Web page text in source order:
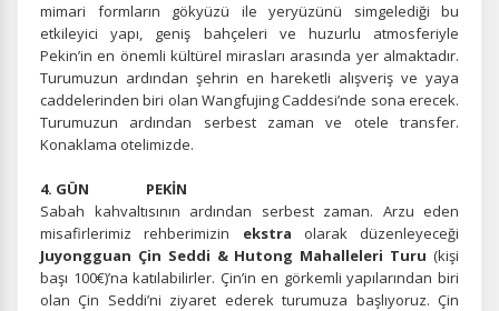
mimari formların gökyüzü ile yeryüzünü simgelediği bu
etkileyici yapı, geniş bahçeleri ve huzurlu atmosferiyle
Pekin’in en önemli kültürel mirasları arasında yer almaktadır.
Turumuzun ardından şehrin en hareketli alışveriş ve yaya
caddelerinden biri olan Wangfujing Caddesi’nde sona erecek.
Turumuzun ardından serbest zaman ve otele transfer.
Konaklama otelimizde.
4. GÜN PEKİN
Sabah kahvaltısının ardından serbest zaman. Arzu eden
misafirlerimiz rehberimizin ekstra olarak düzenleyeceği
Juyongguan Çin Seddi & Hutong Mahalleleri Turu (kişi
başı 100€)’na katılabilirler. Çin’in en görkemli yapılarından biri
olan Çin Seddi’ni ziyaret ederek turumuza başlıyoruz. Çin